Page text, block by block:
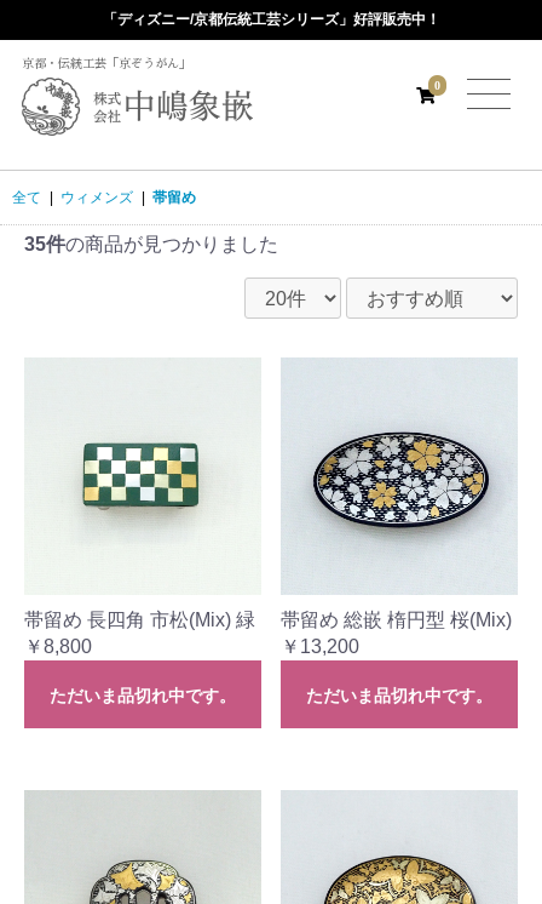
「ディズニー/京都伝統工芸シリーズ」好評販売中！
京都・伝統工芸「京ぞうがん」
0
全て ウィメンズ 帯留め
35件の商品が見つかりました
帯留め 長四角 市松(Mix) 緑
￥8,800
ただいま品切れ中です。
帯留め 総嵌 楕円型 桜(Mix)
￥13,200
ただいま品切れ中です。